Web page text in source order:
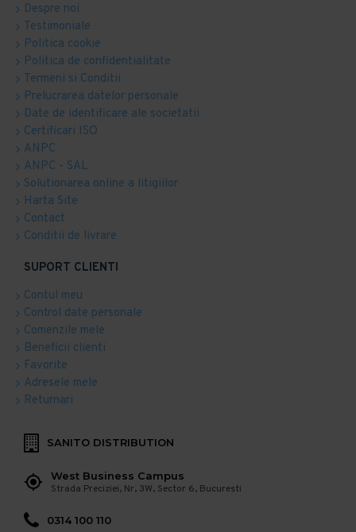
Despre noi
Testimoniale
Politica cookie
Politica de confidentialitate
Termeni si Conditii
Prelucrarea datelor personale
Date de identificare ale societatii
Certificari ISO
ANPC
ANPC - SAL
Solutionarea online a litigiilor
Harta Site
Contact
Conditii de livrare
SUPORT CLIENTI
Contul meu
Control date personale
Comenzile mele
Beneficii clienti
Favorite
Adresele mele
Returnari
SANITO DISTRIBUTION
West Business Campus
Strada Preciziei, Nr, 3W, Sector 6, Bucuresti
0314 100 110